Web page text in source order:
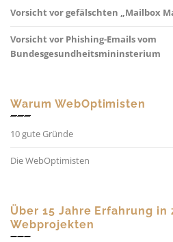
Vorsicht vor gefälschten „Mailbox
Vorsicht vor Phishing-Emails vom
Bundesgesundheitsmininsterium
Warum WebOptimisten
10 gute Gründe
Die WebOptimisten
Über 15 Jahre Erfahrung in
Webprojekten